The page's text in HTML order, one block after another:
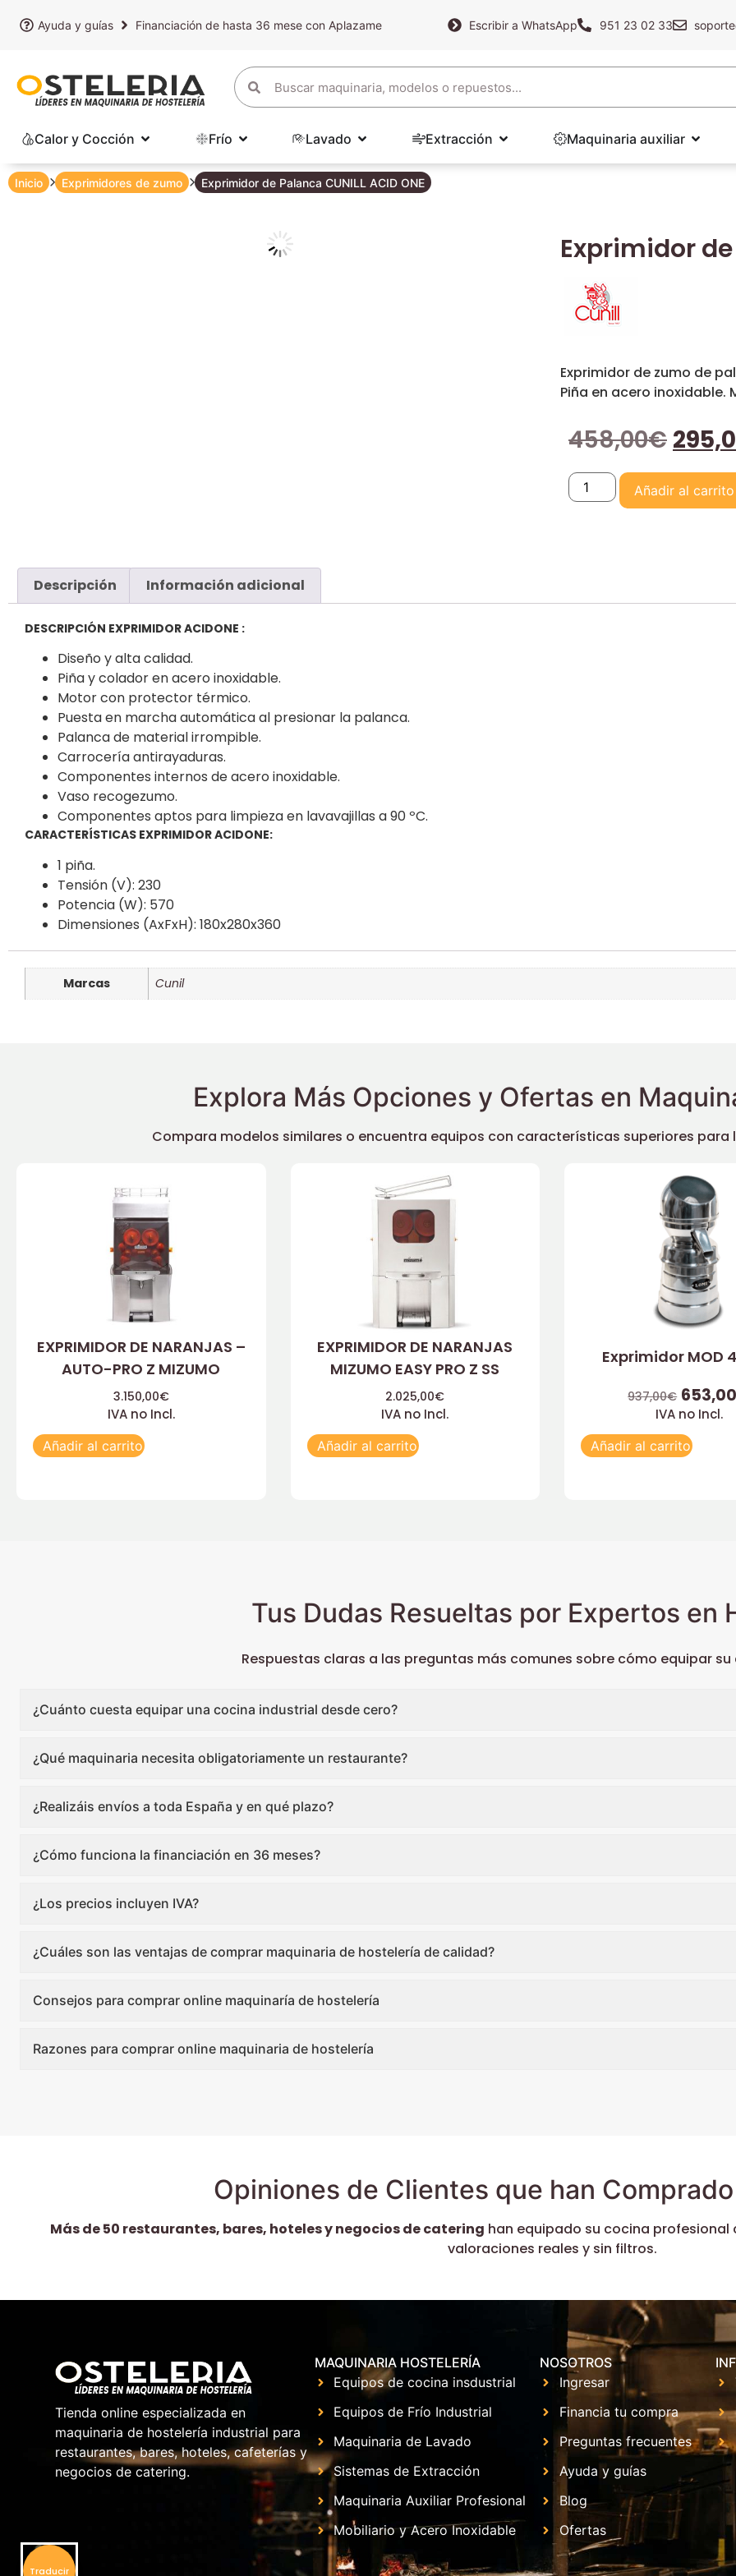
Ayuda y guías Financiación de hasta 36 mese con Aplazame Escribir a WhatsApp 951 23 02 33
Calor y Cocción Frío Lavado Extracción Maquinaria auxiliar
Inicio Exprimidores de zumo Exprimidor de Palanca CUNILL ACID ONE
Exprimidor de
Exprimidor de zumo de
Piña en acero inoxidable.
458,00€
Añadir al carrito
Descripción Información adicional
DESCRIPCIÓN EXPRIMIDOR ACIDONE :
Diseño y alta calidad.
Piña y colador en acero inoxidable.
Motor con protector térmico.
Puesta en marcha automática al presionar la palanca.
Palanca de material irrompible.
Carrocería antirayaduras.
Componentes internos de acero inoxidable.
Vaso recogezumo.
Componentes aptos para limpieza en lavavajillas a 90 ºC.
CARACTERÍSTICAS EXPRIMIDOR ACIDONE:
1 piña.
Tensión (V): 230
Potencia (W): 570
Dimensiones (AxFxH): 180x280x360
Marcas Cunil
Explora Más Opciones y Ofertas en
Compara modelos similares o encuentra equipos con características superiores para
EXPRIMIDOR DE NARANJAS –
AUTO-PRO Z MIZUMO
3.150,00€
IVA no Incl.
Añadir al carrito
EXPRIMIDOR DE NARANJAS
MIZUMO EASY PRO Z SS
2.025,00€
IVA no Incl.
Añadir al carrito
Exprimidor MOD
937,00€ 653,00
IVA no Incl.
Añadir al carrito
Tus Dudas Resueltas por Expertos en
Respuestas claras a las preguntas más comunes sobre cómo equipar
¿Cuánto cuesta equipar una cocina industrial desde cero?
¿Qué maquinaria necesita obligatoriamente un restaurante?
¿Realizáis envíos a toda España y en qué plazo?
¿Cómo funciona la financiación en 36 meses?
¿Los precios incluyen IVA?
¿Cuáles son las ventajas de comprar maquinaria de hostelería de calidad?
Consejos para comprar online maquinaría de hostelería
Razones para comprar online maquinaria de hostelería
Opiniones de Clientes que han
Más de 50 restaurantes, bares, hoteles y negocios de catering han equipado su cocina profesional
valoraciones reales y sin filtros.
Tienda online especializada en
maquinaria de hostelería industrial para
restaurantes, bares, hoteles, cafeterías y
negocios de catering.
MAQUINARIA HOSTELERÍA
Equipos de cocina insdustrial
Equipos de Frío Industrial
Maquinaria de Lavado
Sistemas de Extracción
Maquinaria Auxiliar Profesional
Mobiliario y Acero Inoxidable
NOSOTROS
Ingresar
Financia tu compra
Preguntas frecuentes
Ayuda y guías
Blog
Ofertas
Traducir